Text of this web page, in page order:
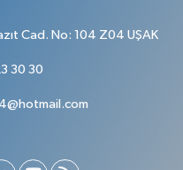
Cad. No: 104 Z04 UŞAK
30 30